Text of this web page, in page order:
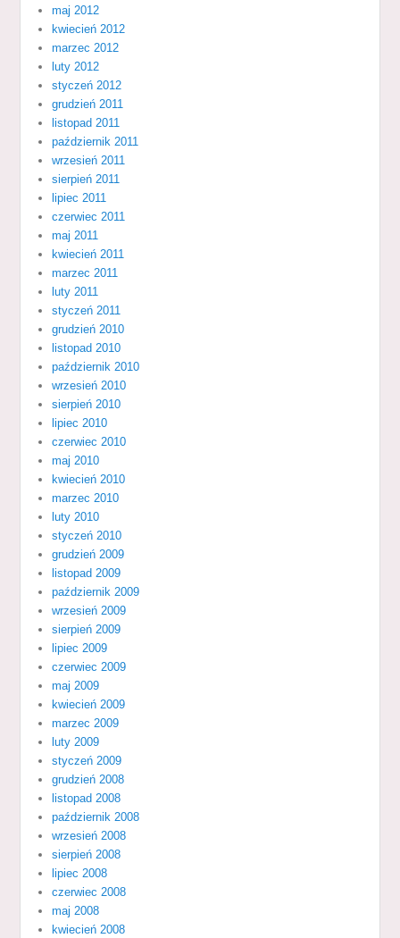
maj 2012
kwiecień 2012
marzec 2012
luty 2012
styczeń 2012
grudzień 2011
listopad 2011
październik 2011
wrzesień 2011
sierpień 2011
lipiec 2011
czerwiec 2011
maj 2011
kwiecień 2011
marzec 2011
luty 2011
styczeń 2011
grudzień 2010
listopad 2010
październik 2010
wrzesień 2010
sierpień 2010
lipiec 2010
czerwiec 2010
maj 2010
kwiecień 2010
marzec 2010
luty 2010
styczeń 2010
grudzień 2009
listopad 2009
październik 2009
wrzesień 2009
sierpień 2009
lipiec 2009
czerwiec 2009
maj 2009
kwiecień 2009
marzec 2009
luty 2009
styczeń 2009
grudzień 2008
listopad 2008
październik 2008
wrzesień 2008
sierpień 2008
lipiec 2008
czerwiec 2008
maj 2008
kwiecień 2008